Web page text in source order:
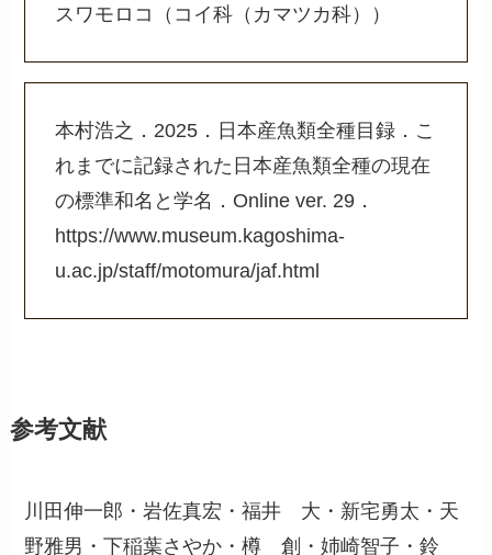
スワモロコ（コイ科（カマツカ科））
本村浩之．2025．日本産魚類全種目録．こ
れまでに記録された日本産魚類全種の現在
の標準和名と学名．Online ver. 29．
https://www.museum.kagoshima-
u.ac.jp/staff/motomura/jaf.html
参考文献
川田伸一郎・岩佐真宏・福井 大・新宅勇太・天
野雅男・下稲葉さやか・樽 創・姉崎智子・鈴